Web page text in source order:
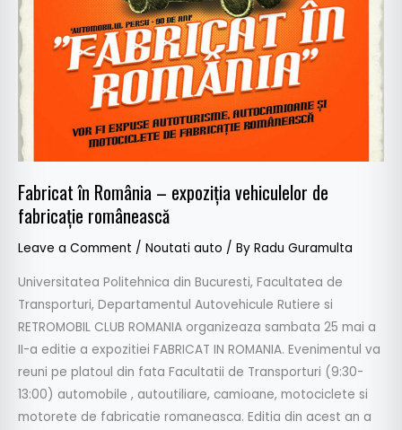
Fabricat în România – expoziția vehiculelor de
fabricație românească
Leave a Comment / Noutati auto / By Radu Guramulta
Universitatea Politehnica din Bucuresti, Facultatea de
Transporturi, Departamentul Autovehicule Rutiere si
RETROMOBIL CLUB ROMANIA organizeaza sambata 25 mai a
II-a editie a expozitiei FABRICAT IN ROMANIA. Evenimentul va
reuni pe platoul din fata Facultatii de Transporturi (9:30-
13:00) automobile , autoutiliare, camioane, motociclete si
motorete de fabricatie romaneasca. Editia din acest an a
vehiculelor
de
fabricație
românească